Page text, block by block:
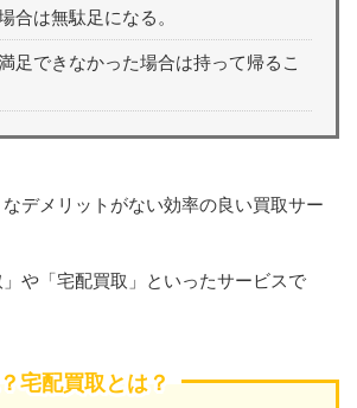
合は無駄足になる。
足できなかった場合は持って帰るこ
デメリットがない効率の良い買取サー
や「宅配買取」といったサービスで
宅配買取とは？